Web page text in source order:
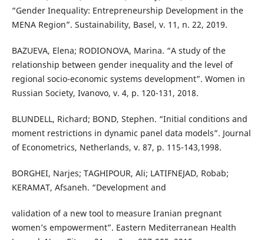
“Gender Inequality: Entrepreneurship Development in the
MENA Region”. Sustainability, Basel, v. 11, n. 22, 2019.
BAZUEVA, Elena; RODIONOVA, Marina. “A study of the
relationship between gender inequality and the level of
regional socio-economic systems development”. Women in
Russian Society, Ivanovo, v. 4, p. 120-131, 2018.
BLUNDELL, Richard; BOND, Stephen. “Initial conditions and
moment restrictions in dynamic panel data models”. Journal
of Econometrics, Netherlands, v. 87, p. 115-143,1998.
BORGHEI, Narjes; TAGHIPOUR, Ali; LATIFNEJAD, Robab;
KERAMAT, Afsaneh. “Development and
validation of a new tool to measure Iranian pregnant
women’s empowerment”. Eastern Mediterranean Health